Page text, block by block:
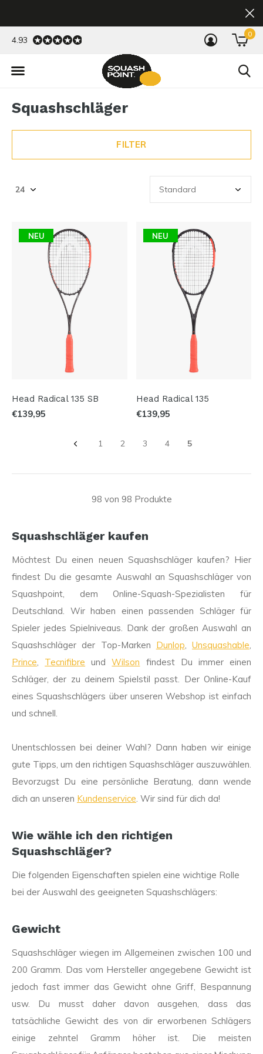
0
4.93
Squashschläger
FILTER
NEU
Head Radical 135 SB
€139,95
NEU
Head Radical 135
€139,95
1 2 3 4 5
98 von 98 Produkte
Squashschläger kaufen
Möchtest Du einen neuen Squashschläger kaufen? Hier
findest Du die gesamte Auswahl an Squashschläger von
Squashpoint, dem Online-Squash-Spezialisten für
Deutschland. Wir haben einen passenden Schläger für
Spieler jedes Spielniveaus. Dank der großen Auswahl an
Squashschläger der Top-Marken Dunlop, Unsquashable,
Prince, Tecnifibre undWilson findest Du immer einen
Schläger, der zu deinem Spielstil passt. Der Online-Kauf
eines Squashschlägers über unseren Webshop ist einfach
und schnell.
Unentschlossen bei deiner Wahl? Dann haben wir einige
gute Tipps, um den richtigen Squashschläger auszuwählen.
Bevorzugst Du eine persönliche Beratung, dann wende
dich an unseren Kundenservice. Wir sind für dich da!
Wie wähle ich den richtigen
Squashschläger?
Die folgenden Eigenschaften spielen eine wichtige Rolle
bei der Auswahl des geeigneten Squashschlägers:
Gewicht
Squashschläger wiegen im Allgemeinen zwischen 100 und
200 Gramm. Das vom Hersteller angegebene Gewicht ist
jedoch fast immer das Gewicht ohne Griff, Bespannung
usw. Du musst daher davon ausgehen, dass das
tatsächliche Gewicht des von dir erworbenen Schlägers
einige zehntel Gramm höher ist. Die meisten